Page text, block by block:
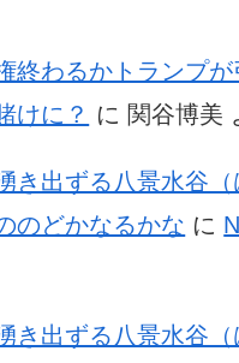
終わるかトランプが
けに？ に 関谷博美
き出ずる八景水谷（
のどかなるかな に
き出ずる八景水谷（